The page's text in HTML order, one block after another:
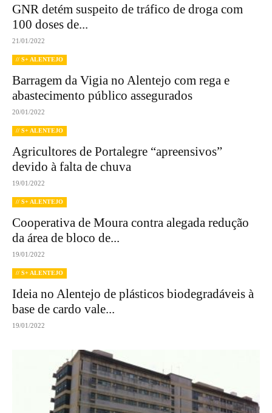
GNR detém suspeito de tráfico de droga com
100 doses de...
21/01/2022
// S+ ALENTEJO
Barragem da Vigia no Alentejo com rega e
abastecimento público assegurados
20/01/2022
// S+ ALENTEJO
Agricultores de Portalegre “apreensivos”
devido à falta de chuva
19/01/2022
// S+ ALENTEJO
Cooperativa de Moura contra alegada redução
da área de bloco de...
19/01/2022
// S+ ALENTEJO
Ideia no Alentejo de plásticos biodegradáveis à
base de cardo vale...
19/01/2022